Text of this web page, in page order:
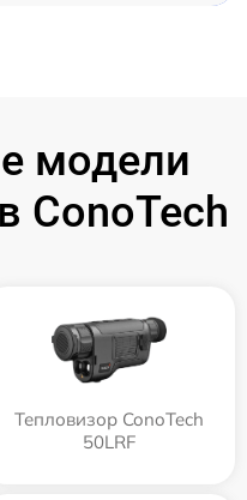
модели
ConoTech
Тепловизор ConoTech
50LRF